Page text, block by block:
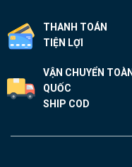
THANH TOÁN
TIỆN LỢI
VẬN CHUYỂN TOÀN
QUỐC
SHIP COD